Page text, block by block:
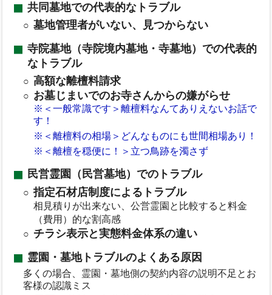
共同墓地での代表的なトラブル
墓地管理者がいない、見つからない
寺院墓地（寺院境内墓地・寺墓地）での代表的
なトラブル
高額な離檀料請求
お墓じまいでのお寺さんからの嫌がらせ
※＜一般常識です＞離檀料なんてありえないお話で
す！
※＜離檀料の相場＞どんなものにも世間相場あり！
※＜離檀を穏便に！＞立つ鳥跡を濁さず
民営霊園（民営墓地）でのトラブル
指定石材店制度によるトラブル
相見積りが出来ない、公営霊園と比較すると料金
（費用）的な割高感
チラシ表示と実態料金体系の違い
霊園・墓地トラブルのよくある原因
多くの場合、霊園・墓地側の契約内容の説明不足とお
客様の認識ミス